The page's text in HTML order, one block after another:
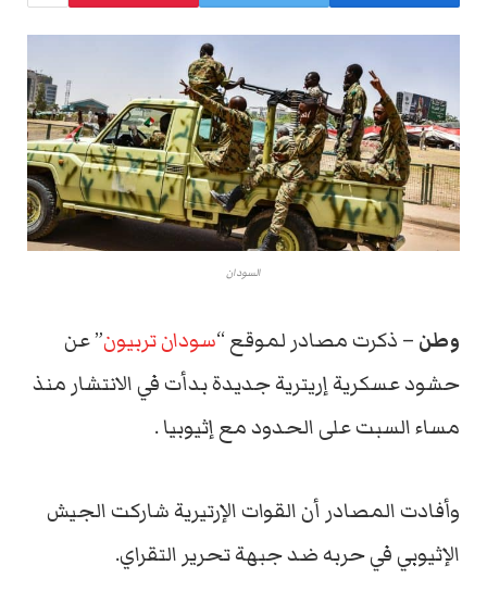
السودان
وطن – ذكرت مصادر لموقع “سودان تربيون” عن
حشود عسكرية إريترية جديدة بدأت في الانتشار منذ
مساء السبت على الحدود مع إثيوبيا .
وأفادت المصادر أن القوات الإرتيرية شاركت الجيش
الإثيوبي في حربه ضد جبهة تحرير التقراي.